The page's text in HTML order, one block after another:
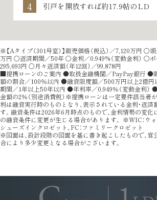
引戸を開放すれば約17.9帖のLD
※【Aタイプ（301号室）】販売価格（税込）／7,120万円 〇
万円 〇返済期間／50年 〇金利／0.949%（変動金利） 〇ボ
295,693円 〇月々返済額（年12回）／99,878円
■提携ローンのご案内 ●取扱金融機関／PayPay銀行 ●
額の割合／100％以内 ●融資限度額／500万円以上2億円
期間／1年以上50年以内 ●年利率／0.949％（変動金利）
金額の2％（別途消費税）※提携ローンは一定要件該当者
利は融資実行時のものとなり、表示されている金利・返
す。融資条件は2026年6月時点のもので、金利情勢の変
の融資条件に変更が生じる場合があります。 ※WIC：ウォ
シューズインクロゼット、FC：ファミリークロゼット
※図面は、設計段階の図面を基に書き起こしたもので、官
合により多少変更となる場合がございます。